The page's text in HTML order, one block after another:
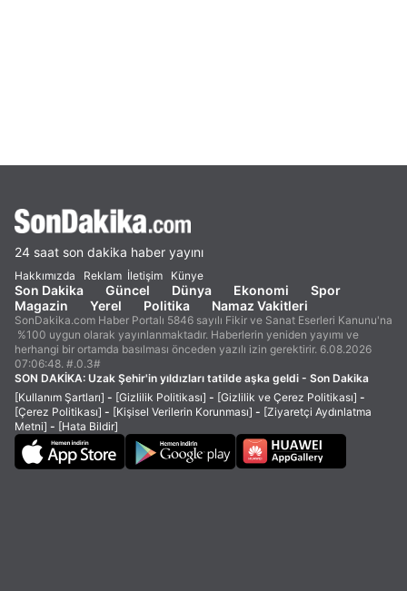
24 saat son dakika haber yayını
Hakkımızda Reklam İletişim Künye
Son Dakika Güncel Dünya Ekonomi
Spor
Magazin
Yerel Politika Namaz Vakitleri
SonDakika.com Haber Portalı 5846 sayılı Fikir ve Sanat Eserleri Kanunu'na
%100 uygun olarak yayınlanmaktadır. Haberlerin yeniden yayımı ve
herhangi bir ortamda basılması önceden yazılı izin gerektirir. 6.08.2026
07:06:48. #.0.3#
SON DAKİKA: Uzak Şehir'in yıldızları tatilde aşka geldi - Son Dakika
[Kullanım Şartları] - [Gizlilik Politikası] - [Gizlilik ve Çerez Politikası] -
[Çerez Politikası] - [Kişisel Verilerin Korunması] - [Ziyaretçi Aydınlatma
Metni] - [Hata Bildir]